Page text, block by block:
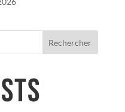
Rechercher